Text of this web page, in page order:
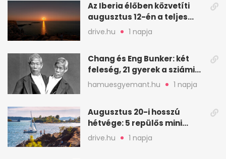
Az Iberia élőben közvetíti
augusztus 12-én a teljes
napfogyatkozást
drive.hu 1 napja
Chang és Eng Bunker: két
feleség, 21 gyerek a sziámi
ikrek életében
hamuesgyemant.hu 1 napja
Augusztus 20-i hosszú
hétvége: 5 repülős mini
nyaralás 0 szabadsággal
drive.hu 1 napja